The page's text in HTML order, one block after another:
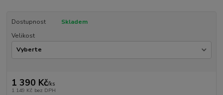
Dostupnost
Skladem
Velikost
1 390 Kč/ks
1 149 Kč bez DPH